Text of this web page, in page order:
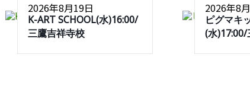
2026年8月19日
K-ART SCHOOL(水)16:00/
三鷹吉祥寺校
2026年8
ピグマキ
(水